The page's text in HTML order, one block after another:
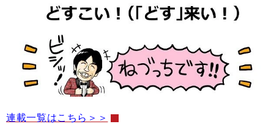
連載一覧はこちら＞＞